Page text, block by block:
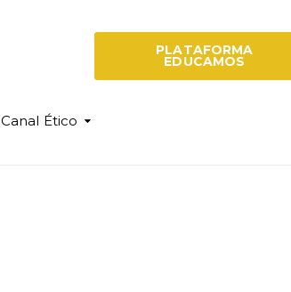
PLATAFORMA
EDUCAMOS
Canal Ético